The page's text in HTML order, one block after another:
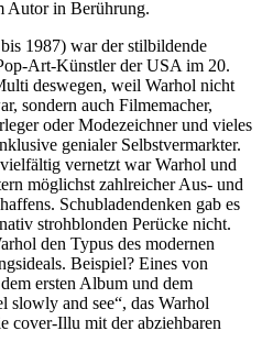
Autor in Berührung.
1987) war der stilbildende
Art-Künstler der USA im 20.
deswegen, weil Warhol nicht
sondern auch Filmemacher,
oder Modezeichner und vieles
genialer Selbstvermarkter.
vernetzt war Warhol und
möglichst zahlreicher Aus- und
Schubladendenken gab es
strohblonden Perücke nicht.
den Typus des modernen
Beispiel? Eines von
ersten Album und dem
slowly and see“, das Warhol
cover-Illu mit der abziehbaren